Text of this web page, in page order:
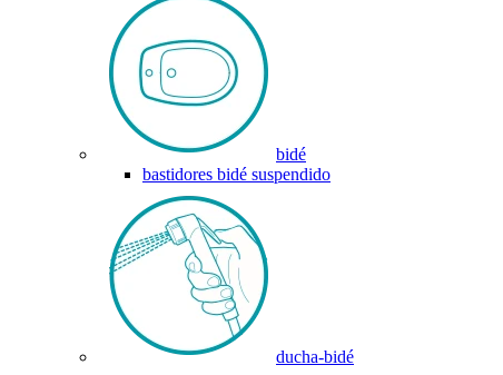
bidé
bastidores bidé suspendido
ducha-bidé